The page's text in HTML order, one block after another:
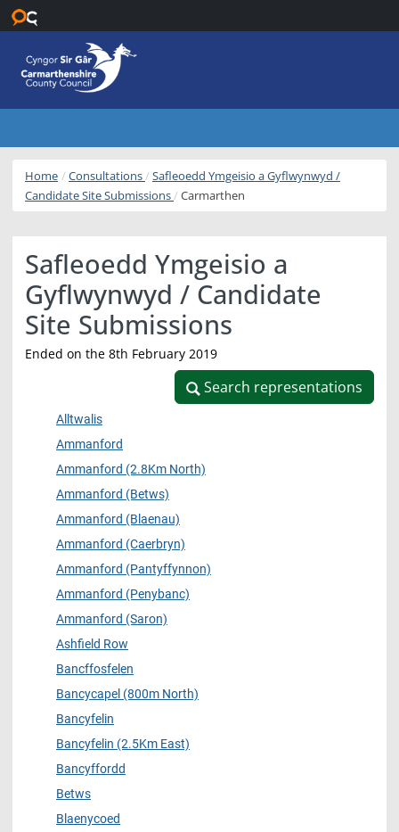
Home Consultations
Safleoedd Ymgeisio a Gyflwynwyd /
Candidate Site Submissions
Carmarthen
Safleoedd Ymgeisio a
Gyflwynwyd / Candidate
Site Submissions
Ended on the 8th February 2019
Search representations
Search representations
Alltwalis
Ammanford
Ammanford (2.8Km North)
Ammanford (Betws)
Ammanford (Blaenau)
Ammanford (Caerbryn)
Ammanford (Pantyffynnon)
Ammanford (Penybanc)
Ammanford (Saron)
Ashfield Row
Bancffosfelen
Bancycapel (800m North)
Bancyfelin
Bancyfelin (2.5Km East)
Bancyffordd
Betws
Blaenycoed